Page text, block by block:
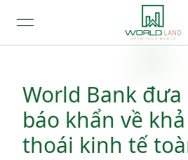
open navigation menu
World Bank đưa
báo khẩn về
thoái kinh tế